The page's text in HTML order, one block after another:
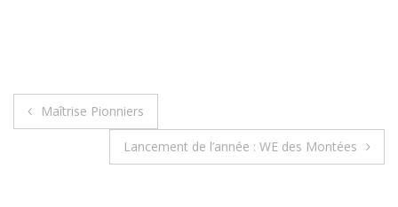
Navigation
Maîtrise Pionniers
Lancement de l’année : WE des Montées